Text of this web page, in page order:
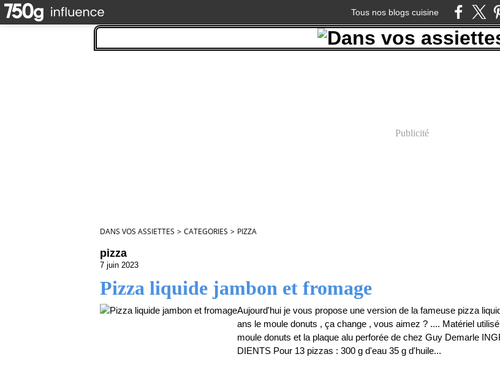
Tous nos blogs cuisine
Publicité
DANS VOS ASSIETTES > CATEGORIES > PIZZA
pizza
7 juin 2023
Pizza liquide jambon et fromage
Aujourd'hui je vous propose une version de la fameuse pizza
ans le moule donuts , ça change , vous aimez ? .... Matériel
moule donuts et la plaque alu perforée de chez Guy Demarle
DIENTS Pour 13 pizzas : 300 g d'eau 35 g d'huile...